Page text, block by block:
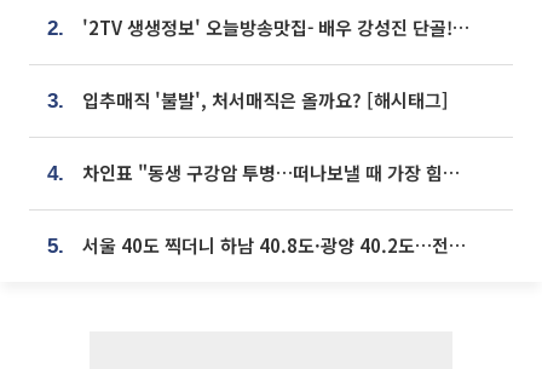
2. '2TV 생생정보' 오늘방송맛집- 배우 강성진 단골! 쌀국수ㆍ푸팟퐁 커리 맛집 '블○○○'
3. 입추매직 '불발', 처서매직은 올까요? [해시태그]
4. 차인표 "동생 구강암 투병…떠나보낼 때 가장 힘들었다”
5. 서울 40도 찍더니 하남 40.8도·광양 40.2도…전국 '펄펄'